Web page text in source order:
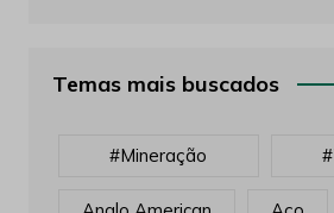
Temas mais buscados
#mineração